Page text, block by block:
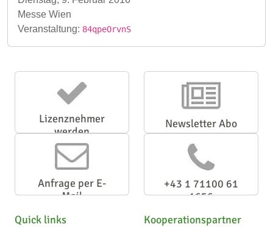
Messe Wien
Veranstaltung: 84qpeOrvnS
Lizenznehmer
werden
Newsletter Abo
Anfrage per E-
Mail
+43 1 71100 61
1656
Quick links
Kooperationspartner